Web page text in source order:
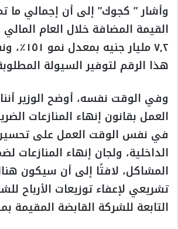
وأشار ” كجوك” إلى أن إجمالي ما
٧,٢ مليار
هذا الرقم لتوفير السيولة
وفي الوقت نفسه، أوضح الوزير
العمل بقانون إنهاء المنازعات
في نفس الوقت العمل على تحسين
الداخلية، ولجان إنهاء المنازعات
المشاكل، لافتًا إلى أن سيكون
تشريعي لإعفاء توزيعات الأرباح
التابعة للشركة القابضة المقيمة